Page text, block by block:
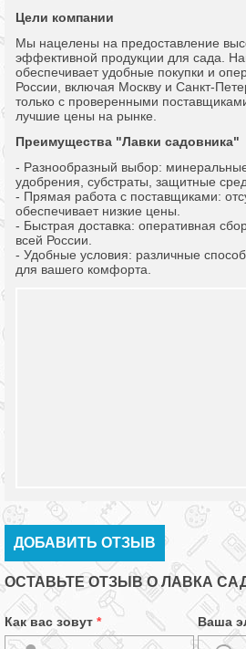
Цели компании
Мы нацелены на предоставление
эффективной продукции для сада.
обеспечивает удобные покупки и
России, включая Москву и Санкт-
только с проверенными
лучшие цены на рынке.
Преимущества "Лавки садовника"
- Разнообразный выбор:
удобрения, субстраты, защитные
- Прямая работа с поставщиками:
обеспечивает низкие цены.
- Быстрая доставка: оперативная
всей России.
- Удобные условия: различные
для вашего комфорта.
ДОБАВИТЬ ОТЗЫВ
ОСТАВЬТЕ ОТЗЫВ О ЛАВКА
Как вас зовут * Ваша